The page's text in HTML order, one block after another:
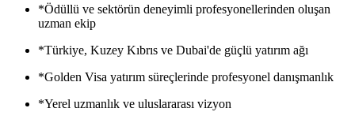
*Ödüllü ve sektörün deneyimli profesyonellerinden oluşan
uzman ekip
*Türkiye, Kuzey Kıbrıs ve Dubai'de güçlü yatırım ağı
*Golden Visa yatırım süreçlerinde profesyonel danışmanlık
*Yerel uzmanlık ve uluslararası vizyon